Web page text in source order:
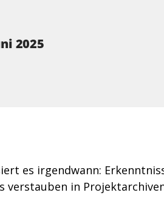
2025
es irgendwann:
in